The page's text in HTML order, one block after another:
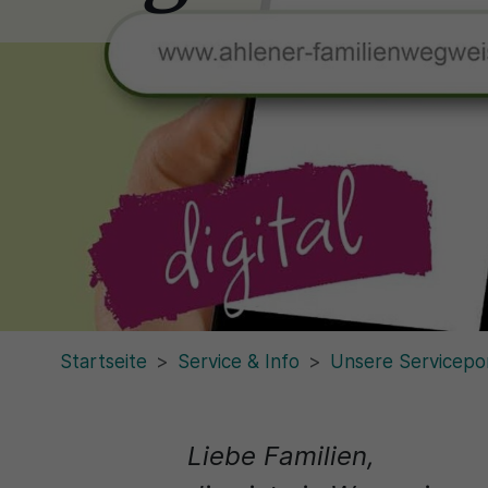
Startseite Service & Info Unsere
Liebe Familien,